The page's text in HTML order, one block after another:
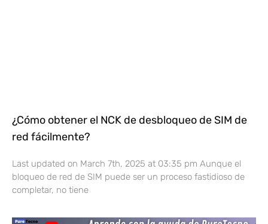
¿Cómo obtener el NCK de desbloqueo de SIM de
red fácilmente?
Last updated on March 7th, 2025 at 03:35 pm Aunque el
bloqueo de red de SIM puede ser un proceso fastidioso de
completar, no tiene